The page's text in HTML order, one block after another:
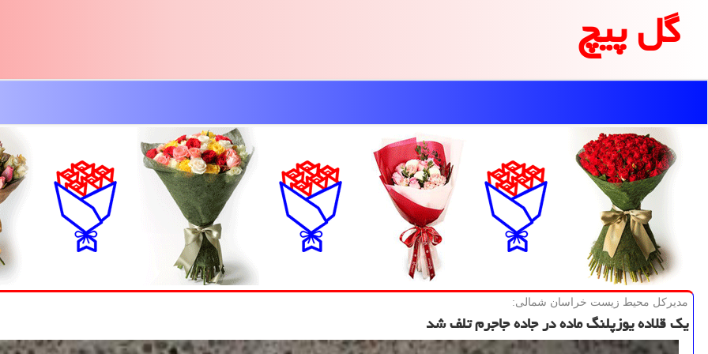
گل پیچ
مدیركل محیط زیست خراسان شمالی:
یك قلاده یوزپلنگ ماده در جاده جاجرم تلف شد